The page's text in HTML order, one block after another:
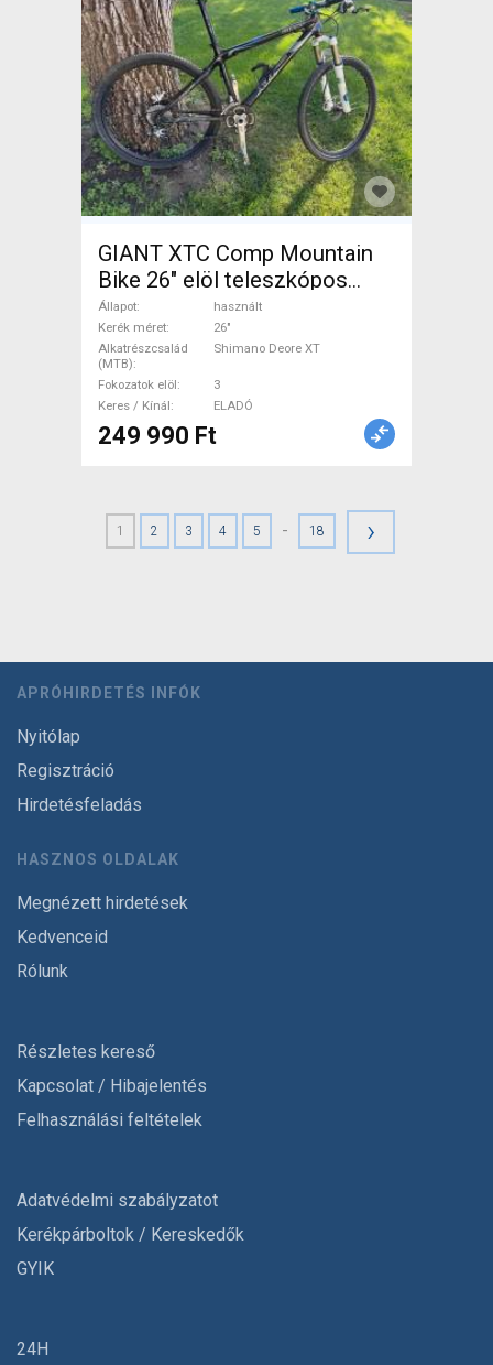
GIANT XTC Comp Mountain
Bike 26" elöl teleszkópos
Shimano Deore XT használt
ELADÓ
Állapot
használt
Kerék méret
26"
Alkatrészcsalád
(MTB)
Shimano Deore XT
Fokozatok elöl
3
Keres / Kínál
ELADÓ
249 990 Ft
1 2 3 4 5 - 18 ›
APRÓHIRDETÉS INFÓK
Nyitólap
Regisztráció
Hirdetésfeladás
HASZNOS OLDALAK
Megnézett hirdetések
Kedvenceid
Rólunk
Részletes kereső
Kapcsolat / Hibajelentés
Felhasználási feltételek
Adatvédelmi szabályzatot
Kerékpárboltok / Kereskedők
GYIK
24H